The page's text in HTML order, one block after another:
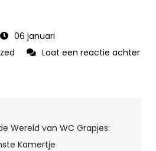
06 januari
Laat een reactie achter
Wereld van WC Grapjes:
Kamertje